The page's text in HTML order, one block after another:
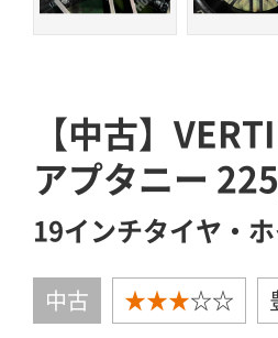
【中古】
アプタニー
19インチタイヤ・
中古 ★★★☆☆